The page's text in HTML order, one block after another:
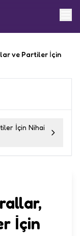
ve Partiler İçin
İçin Nihai
İçin